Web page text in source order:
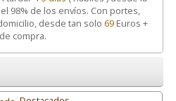
98% de los envíos. Con portes,
domicilio, desde tan solo 69Euros +
compra.